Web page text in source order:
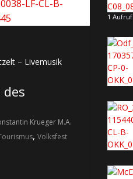
– Livemusik
Krueger M.A.
,Volksfest
1 Aufruf